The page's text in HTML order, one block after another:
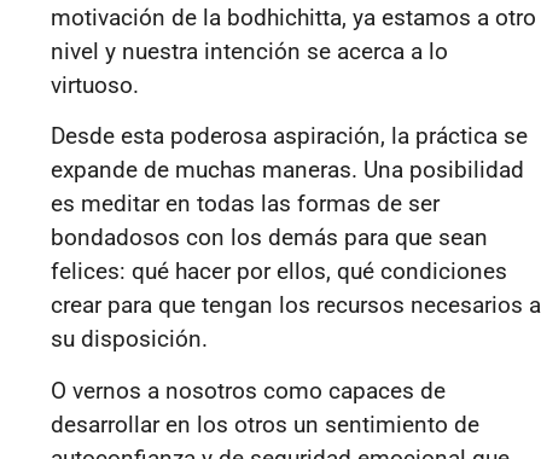
motivación de la bodhichitta, ya estamos a otro
nivel y nuestra intención se acerca a lo
virtuoso.
Desde esta poderosa aspiración, la práctica se
expande de muchas maneras. Una posibilidad
es meditar en todas las formas de ser
bondadosos con los demás para que sean
felices: qué hacer por ellos, qué condiciones
crear para que tengan los recursos necesarios a
su disposición.
O vernos a nosotros como capaces de
desarrollar en los otros un sentimiento de